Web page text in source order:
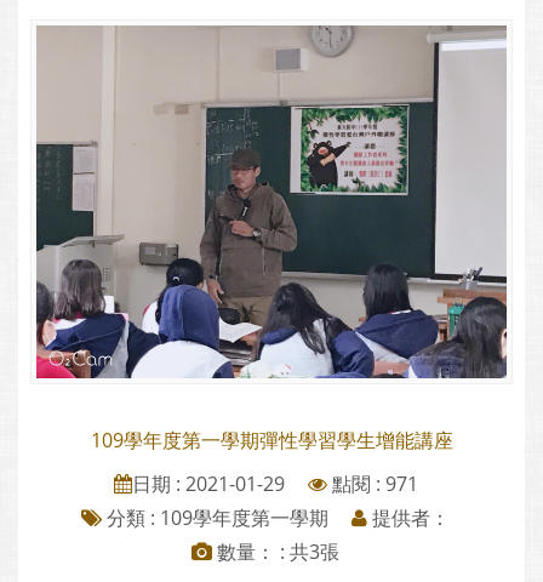
109學年度第一學期彈性學習學生增能講座
日期 : 2021-01-29
點閱 : 971
分類 : 109學年度第一學期
提供者：
數量： : 共3張